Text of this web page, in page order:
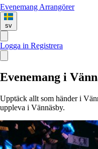
Evenemang Arrangörer
sv
Logga in Registrera
Evenemang i
Upptäck allt som händer i
uppleva i Vännäsby.